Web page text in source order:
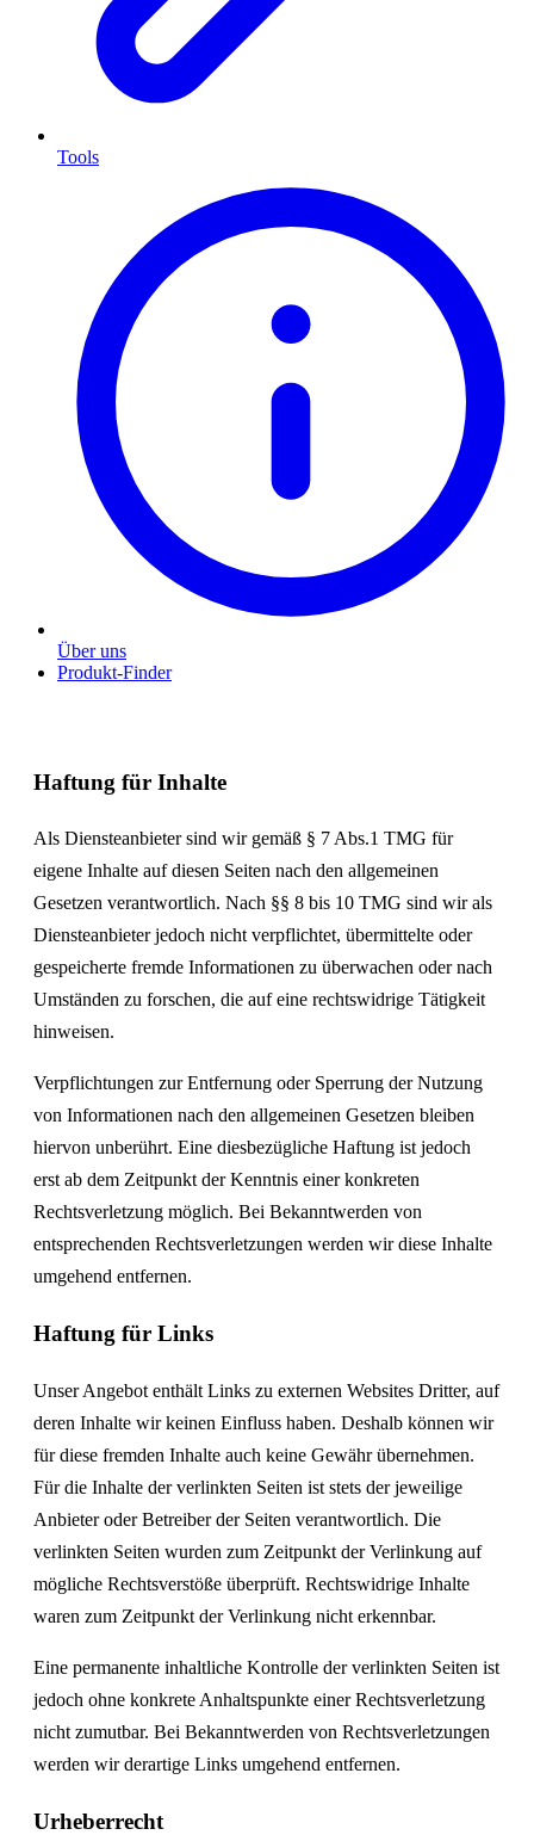
Tools
Über uns
Produkt-Finder
Haftung für Inhalte
Als Diensteanbieter sind wir gemäß § 7 Abs.1 TMG für
eigene Inhalte auf diesen Seiten nach den allgemeinen
Gesetzen verantwortlich. Nach §§ 8 bis 10 TMG sind wir als
Diensteanbieter jedoch nicht verpflichtet, übermittelte oder
gespeicherte fremde Informationen zu überwachen oder nach
Umständen zu forschen, die auf eine rechtswidrige Tätigkeit
hinweisen.
Verpflichtungen zur Entfernung oder Sperrung der Nutzung
von Informationen nach den allgemeinen Gesetzen bleiben
hiervon unberührt. Eine diesbezügliche Haftung ist jedoch
erst ab dem Zeitpunkt der Kenntnis einer konkreten
Rechtsverletzung möglich. Bei Bekanntwerden von
entsprechenden Rechtsverletzungen werden wir diese Inhalte
umgehend entfernen.
Haftung für Links
Unser Angebot enthält Links zu externen Websites Dritter, auf
deren Inhalte wir keinen Einfluss haben. Deshalb können wir
für diese fremden Inhalte auch keine Gewähr übernehmen.
Für die Inhalte der verlinkten Seiten ist stets der jeweilige
Anbieter oder Betreiber der Seiten verantwortlich. Die
verlinkten Seiten wurden zum Zeitpunkt der Verlinkung auf
mögliche Rechtsverstöße überprüft. Rechtswidrige Inhalte
waren zum Zeitpunkt der Verlinkung nicht erkennbar.
Eine permanente inhaltliche Kontrolle der verlinkten Seiten ist
jedoch ohne konkrete Anhaltspunkte einer Rechtsverletzung
nicht zumutbar. Bei Bekanntwerden von Rechtsverletzungen
werden wir derartige Links umgehend entfernen.
Urheberrecht